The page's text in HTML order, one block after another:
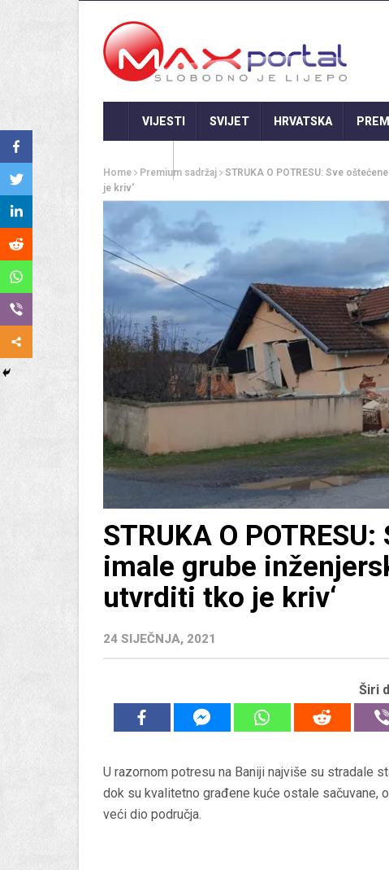
VIJESTI SVIJET HRVATSKA
Home Premium sadržaj
STRUKA O POTRESU: Sve
je kriv‘
STRUKA O
imale grube
utvrditi tko je kriv‘
24 SIJEČNJA, 2021
Širi
U razornom potresu na Baniji najviše su stradale
dok su kvalitetno građene kuće ostale
veći dio područja.